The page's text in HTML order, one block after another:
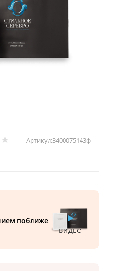
Артикул:3400075143ф
поближе!
ВИДЕО